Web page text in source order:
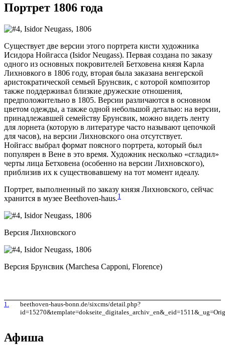
Портрет 1806 года
Существует две версии этого портрета кисти художника
Исидора Нойгасса (Isidor Neugass). Первая создана по заказу
одного из основных покровителей Бетховена князя Карла
Лихновкого в 1806 году, вторая была заказана венгерской
аристократической семьей Брунсвик, с которой композитор
также поддерживал близкие дружеские отношения,
предположительно в 1805. Версии различаются в основном
цветом одежды, а также одной небольшой деталью: на версии,
принадлежавшей семейству Брунсвик, можно видеть ленту
для лорнета (которую в литературе часто называют цепочкой
для часов), на версии Лихновского она отсутствует.
Нойгасс выбрал формат поясного портрета, который был
популярен в Вене в это время. Художник несколько «сгладил»
черты лица Бетховена (особенно на версии Лихновского),
приблизив их к существовавшему на тот момент идеалу.
Портрет, выполненный по заказу князя Лихновского, сейчас
хранится в музее Beethoven-haus.1
Версия Лихновского
Версия Брунсвик (Marchesa Capponi, Florence)
1.
beethoven-haus-bonn.de/sixcms/detail.php?
Афиша